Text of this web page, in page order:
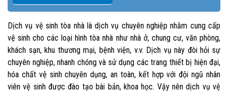
Dịch vụ vệ sinh tòa nhà là dịch vụ chuyên nghiệp nhằm cung cấp
vệ sinh cho các loại hình tòa nhà như nhà ở, chung cư, văn phòng,
khách sạn, khu thương mại, bệnh viện, v.v. Dịch vụ này đòi hỏi sự
chuyên nghiệp, nhanh chóng và sử dụng các trang thiết bị hiện đại,
hóa chất vệ sinh chuyên dụng, an toàn, kết hợp với đội ngũ nhân
viên vệ sinh được đào tạo bài bản, khoa học. Vậy nên dịch vụ vệ